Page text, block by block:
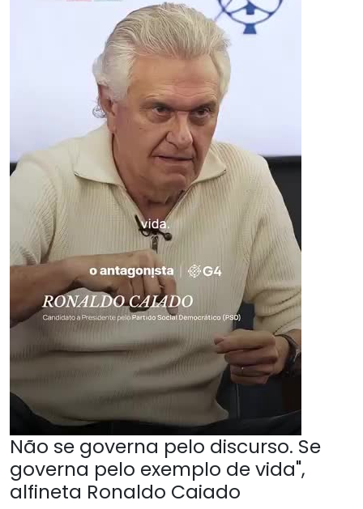
Não se governa pelo discurso. Se
governa pelo exemplo de vida",
alfineta Ronaldo Caiado